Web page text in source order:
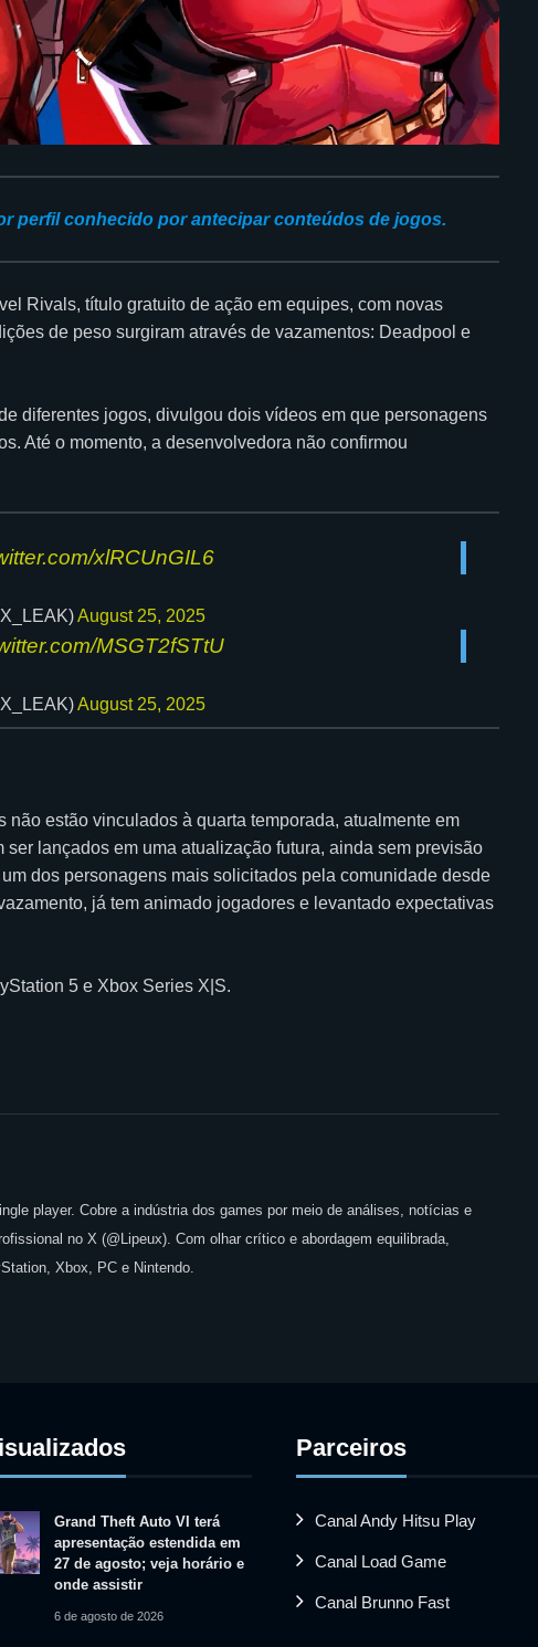
perfil conhecido por antecipar conteúdos de jogos.
Rivals, título gratuito de ação em equipes, com novas
de peso surgiram através de vazamentos: Deadpool e
diferentes jogos, divulgou dois vídeos em que personagens
Até o momento, a desenvolvedora não confirmou
xlRCUnGIL6
August 25, 2025
MSGT2fSTtU
August 25, 2025
estão vinculados à quarta temporada, atualmente em
lançados em uma atualização futura, ainda sem previsão
dos personagens mais solicitados pela comunidade desde
já tem animado jogadores e levantado expectativas
5 e Xbox Series X|S.
player. Cobre a indústria dos games por meio de análises, notícias e
no X (@Lipeux). Com olhar crítico e abordagem equilibrada,
Xbox, PC e Nintendo.
Grand Theft Auto VI terá
apresentação estendida em
27 de agosto; veja horário e
onde assistir
6 de agosto de 2026
Parceiros
Canal Andy Hitsu Play
Canal Load Game
Canal Brunno Fast